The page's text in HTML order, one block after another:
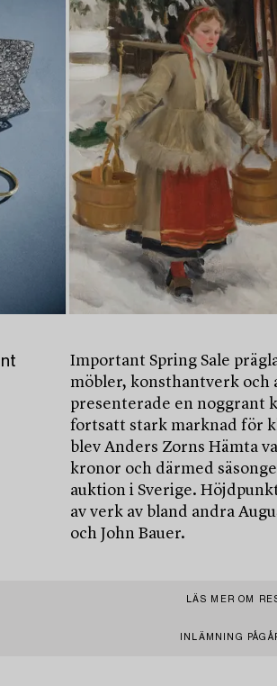
Important Spring Sale
möbler, konsthantverk
presenterade en noggrant
fortsatt stark marknad för
blev Anders Zorns Hämta
kronor och därmed
auktion i Sverige.
av verk av bland andra
och John Bauer.
LÄS MER OM
INLÄMNING